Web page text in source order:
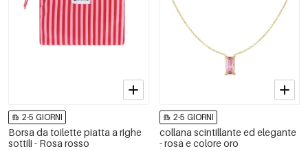
2-5 GIORNI
Borsa da toilette piatta a righe
sottili - Rosa rosso
2-5 GIORNI
collana scintillante ed elegante
- rosa e colore oro